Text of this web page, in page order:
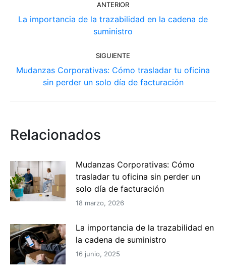
entre
publicaciones
ANTERIOR
Publicación
anterior:
La importancia de la trazabilidad en la cadena de
suministro
SIGUIENTE
Publicación
siguiente:
Mudanzas Corporativas: Cómo trasladar tu oficina
sin perder un solo día de facturación
Relacionados
Mudanzas Corporativas: Cómo
trasladar tu oficina sin perder un
solo día de facturación
18 marzo, 2026
La importancia de la trazabilidad en
la cadena de suministro
16 junio, 2025